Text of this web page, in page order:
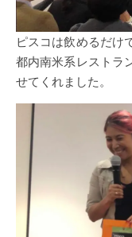
ピスコは飲めるだけ
都内南米系レストラ
せてくれました。